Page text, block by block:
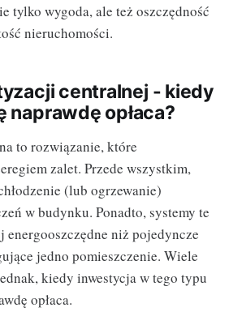
tylko wygoda, ale też oszczędność
nieruchomości.
centralnej - kiedy
naprawdę opłaca?
to rozwiązanie, które
zalet. Przede wszystkim,
(lub ogrzewanie)
w budynku. Ponadto, systemy te
energooszczędne niż pojedyncze
jedno pomieszczenie. Wiele
kiedy inwestycja w tego typu
opłaca.